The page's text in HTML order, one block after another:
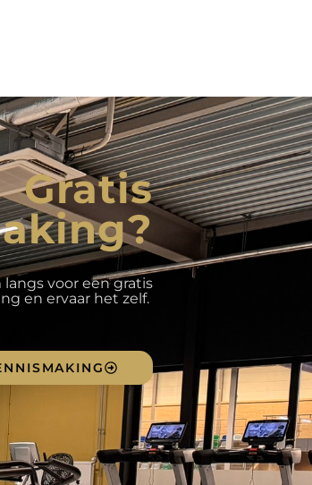
Gratis
voor een gratis
en ervaar het zelf.